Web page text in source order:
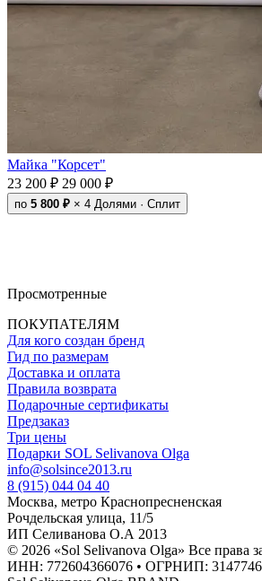
Майка "Корсет"
23 200 ₽ 29 000 ₽
по 5 800 ₽ × 4 Долями · Сплит
Просмотренные
ПОКУПАТЕЛЯМ
Для кого создан бренд
Гид по размерам
Доставка и оплата
Правила возврата
Подарочные сертификаты
Предзаказ
Три цены
Подарки SOL Selivanova Olga
info@solsince2013.ru
8 (915) 044 04 40
Москва, метро Краснопресненская
Рочдельская улица, 11/5
ИП Селиванова О.А 2013
© 2026 «Sol Selivanova Olga» Все права
ИНН: 772604366076 • ОГРНИП: